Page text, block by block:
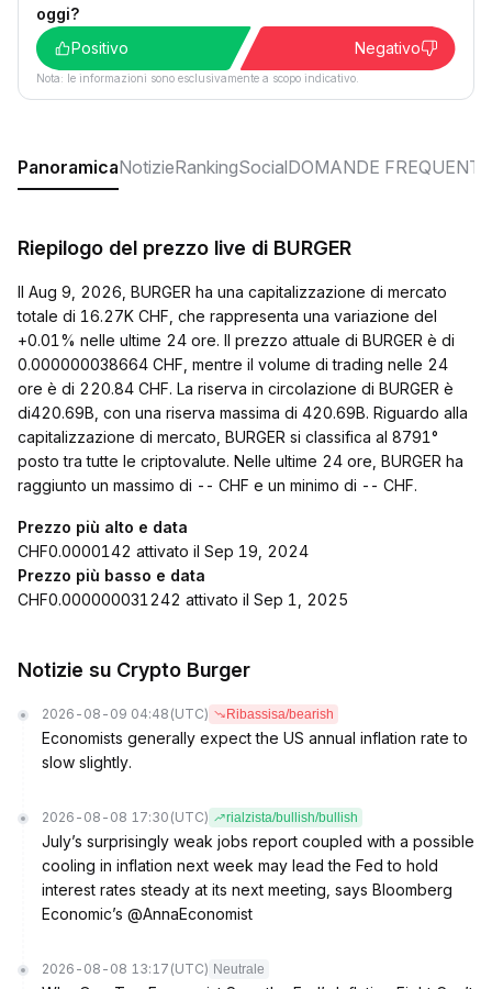
oggi?
Positivo
Negativo
Nota: le informazioni sono esclusivamente a scopo indicativo.
PanoramicaNotizieRankingSocialDOMANDE FREQUENTI
Riepilogo del prezzo live di BURGER
Il Aug 9, 2026, BURGER ha una capitalizzazione di mercato
totale di 16.27K CHF, che rappresenta una variazione del
+0.01% nelle ultime 24 ore. Il prezzo attuale di BURGER è di
0.000000038664 CHF, mentre il volume di trading nelle 24
ore è di 220.84 CHF. La riserva in circolazione di BURGER è
di420.69B, con una riserva massima di 420.69B. Riguardo alla
capitalizzazione di mercato, BURGER si classifica al 8791°
posto tra tutte le criptovalute. Nelle ultime 24 ore, BURGER ha
raggiunto un massimo di -- CHF e un minimo di -- CHF.
Prezzo più alto e data
CHF0.0000142 attivato il Sep 19, 2024
Prezzo più basso e data
CHF0.000000031242 attivato il Sep 1, 2025
Notizie su Crypto Burger
2026-08-09 04:48 (UTC) Ribassisa/bearish
Economists generally expect the US annual inflation rate to
slow slightly.
2026-08-08 17:30 (UTC) rialzista/bullish/bullish
July’s surprisingly weak jobs report coupled with a possible
cooling in inflation next week may lead the Fed to hold
interest rates steady at its next meeting, says Bloomberg
Economic’s @AnnaEconomist
2026-08-08 13:17 (UTC) Neutrale